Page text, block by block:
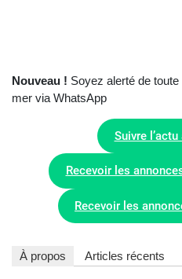
Nouveau ! Soyez alerté de
mer via WhatsApp
Suivre
Recevoir les
Recevoir les
À propos Articles récents